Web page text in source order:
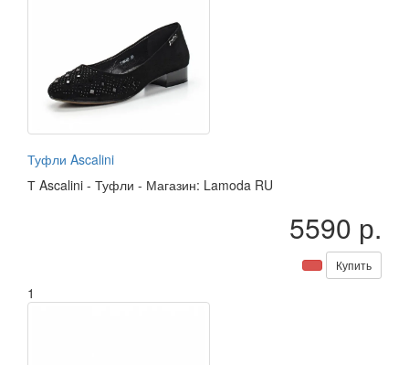
Туфли Ascalini
Т Ascalini - Туфли - Магазин: Lamoda RU
5590 р.
Купить
1